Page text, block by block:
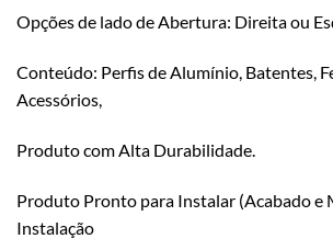
Opções de lado de Abertura: Direita ou
Conteúdo: Perfis de Alumínio, Batentes,
Acessórios,
Produto com Alta Durabilidade.
Produto Pronto para Instalar (Acabado e
Instalação